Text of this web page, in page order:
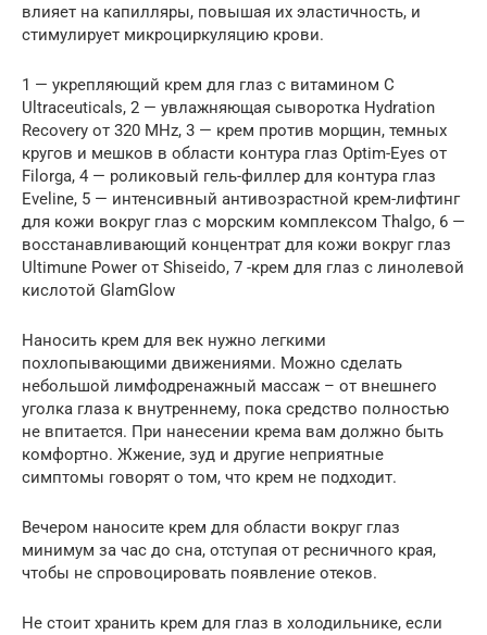
влияет на капилляры, повышая их эластичность, и
стимулирует микроциркуляцию крови.
1 — укрепляющий крем для глаз с витамином C
Ultraceuticals, 2 — увлажняющая сыворотка Hydration
Recovery от 320 MHz, 3 — крем против морщин, темных
кругов и мешков в области контура глаз Optim-Eyes от
Filorga, 4 — роликовый гель-филлер для контура глаз
Eveline, 5 — интенсивный антивозрастной крем-лифтинг
для кожи вокруг глаз с морским комплексом Thalgo, 6 —
восстанавливающий концентрат для кожи вокруг глаз
Ultimune Power от Shiseido, 7 -крем для глаз с линолевой
кислотой GlamGlow
Наносить крем для век нужно легкими
похлопывающими движениями. Можно сделать
небольшой лимфодренажный массаж – от внешнего
уголка глаза к внутреннему, пока средство полностью
не впитается. При нанесении крема вам должно быть
комфортно. Жжение, зуд и другие неприятные
симптомы говорят о том, что крем не подходит.
Вечером наносите крем для области вокруг глаз
минимум за час до сна, отступая от ресничного края,
чтобы не спровоцировать появление отеков.
Не стоит хранить крем для глаз в холодильнике, если